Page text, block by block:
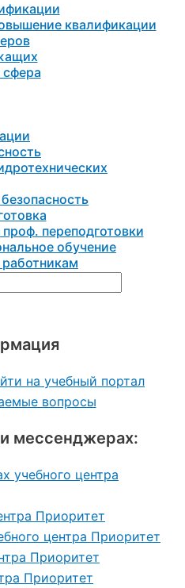
квалификации
переподготовки
обучение
на учебный портал
вопросы
мессенджерах: